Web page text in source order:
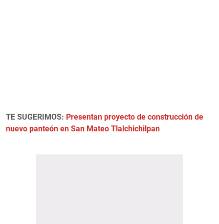
TE SUGERIMOS: Presentan proyecto de construcción de
nuevo panteón en San Mateo Tlalchichilpan